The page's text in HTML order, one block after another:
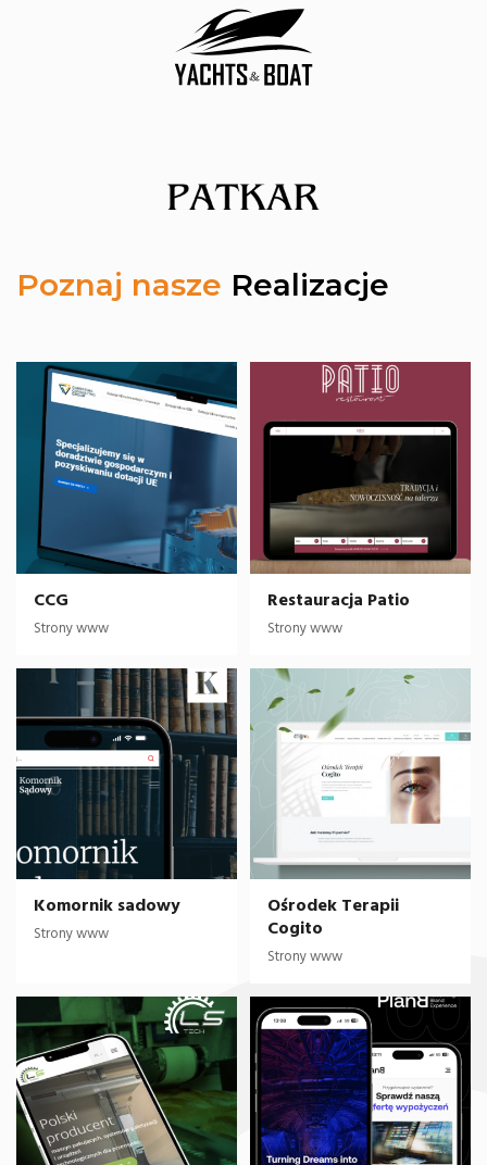
Poznaj nasze Realizacje
CCG
Strony www
Restauracja Patio
Strony www
Komornik sadowy
Strony www
Ośrodek Terapii
Cogito
Strony www